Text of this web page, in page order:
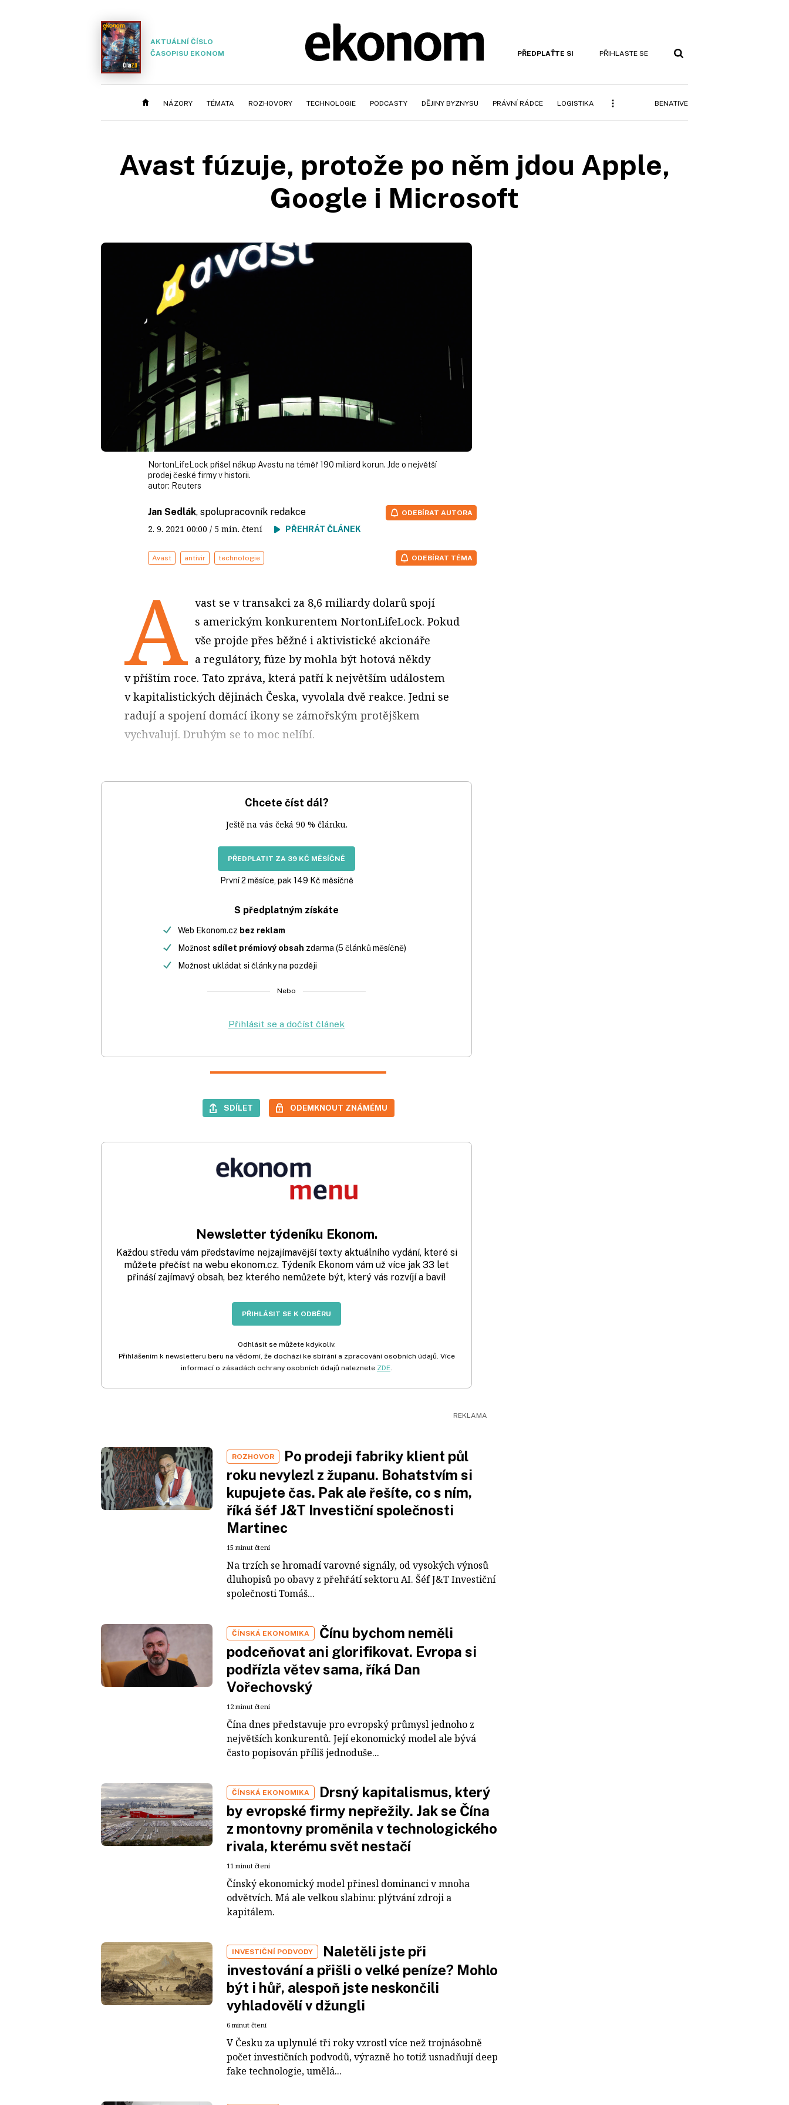
AKTUÁLNÍ ČÍSLO
ČASOPISU EKONOM
PŘEDPLAŤTE SI PŘIHLASTE SE
NÁZORY TÉMATA ROZHOVORY TECHNOLOGIE PODCASTY DĚJINY BYZNYSU PRÁVNÍ RÁDCE LOGISTIKA BENATIVE
Avast fúzuje, protože po něm jdou Apple,
Google i Microsoft
NortonLifeLock přišel nákup Avastu na téměř 190 miliard korun. Jde o největší
prodej české firmy v historii.
autor: Reuters
Jan Sedlák, spolupracovník redakce
2. 9. 2021 00:00 / 5 min. čtení PŘEHRÁT ČLÁNEK
ODEBÍRAT AUTORA
Avast antivir technologie ODEBÍRAT TÉMA
A vast se v transakci za 8,6 miliardy dolarů spojí
s americkým konkurentem NortonLifeLock. Pokud
vše projde přes běžné i aktivistické akcionáře
a regulátory, fúze by mohla být hotová někdy
v příštím roce. Tato zpráva, která patří k největším událostem
v kapitalistických dějinách Česka, vyvolala dvě reakce. Jedni se
radují a spojení domácí ikony se zámořským protějškem
vychvalují. Druhým se to moc nelíbí.
Chcete číst dál?
Ještě na vás čeká 90 % článku.
PŘEDPLATIT ZA 39 KČ MĚSÍČNĚ
První 2 měsíce, pak 149 Kč měsíčně
S předplatným získáte
Web Ekonom.cz bez reklam
Možnost sdílet prémiový obsah zdarma (5 článků měsíčně)
Možnost ukládat si články na později
Nebo
Přihlásit se a dočíst článek
SDÍLET ODEMKNOUT ZNÁMÉMU
Newsletter týdeníku Ekonom.
Každou středu vám představíme nejzajímavější texty aktuálního vydání, které si
můžete přečíst na webu ekonom.cz. Týdeník Ekonom vám už více jak 33 let
přináší zajímavý obsah, bez kterého nemůžete být, který vás rozvíjí a baví!
PŘIHLÁSIT SE K ODBĚRU
Odhlásit se můžete kdykoliv.
Přihlášením k newsletteru beru na vědomí, že dochází ke sbírání a zpracování osobních údajů. Více
informací o zásadách ochrany osobních údajů naleznete ZDE
ROZHOVOR
Po prodeji fabriky klient půl
roku nevylezl z županu. Bohatstvím si
kupujete čas. Pak ale řešíte, co s ním,
říká šéf J&T Investiční společnosti
Martinec
15 minut čtení
Na trzích se hromadí varovné signály, od vysokých výnosů
dluhopisů po obavy z přehřátí sektoru AI. Šéf J&T Investiční
společnosti Tomáš...
ČÍNSKÁ EKONOMIKA
Čínu bychom neměli
podceňovat ani glorifikovat. Evropa si
podřízla větev sama, říká Dan
Vořechovský
12 minut čtení
Čína dnes představuje pro evropský průmysl jednoho z
největších konkurentů. Její ekonomický model ale bývá
často popisován příliš jednoduše...
ČÍNSKÁ EKONOMIKA
Drsný kapitalismus, který
by evropské firmy nepřežily. Jak se Čína
z montovny proměnila v technologického
rivala, kterému svět nestačí
11 minut čtení
Čínský ekonomický model přinesl dominanci v mnoha
odvětvích. Má ale velkou slabinu: plýtvání zdroji a
kapitálem.
INVESTIČNÍ PODVODY
Naletěli jste při
investování a přišli o velké peníze? Mohlo
být i hůř, alespoň jste neskončili
vyhladovělí v džungli
6 minut čtení
V Česku za uplynulé tři roky vzrostl více než trojnásobně
počet investičních podvodů, výrazně ho totiž usnadňují deep
fake technologie, umělá...